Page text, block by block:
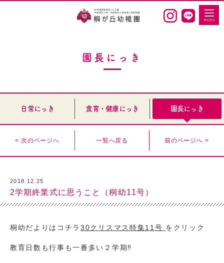
園長にっき
日常にっき 食育・健康にっき 園長にっき
< 次のページへ 一覧へ戻る 前のページへ >
2018.12.25
2学期終業式に思うこと（桐幼11号）
桐幼だよりはコチラ30クリスマス特集11号 をクリック
教育日数も行事も一番多い２学期‼